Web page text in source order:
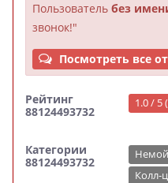
Пользователь без
звонок!"
Посмотреть все
Рейтинг
88124493732
1.0 / 5
Категории
88124493732
Колл-